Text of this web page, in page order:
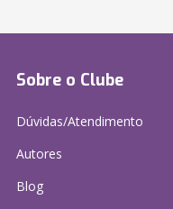
Sobre o Clube
Dúvidas/Atendimento
Autores
Blog